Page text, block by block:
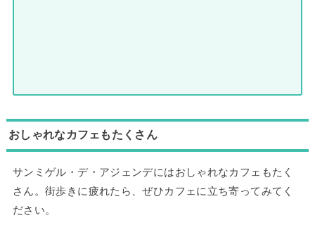
おしゃれなカフェもたくさん
サンミゲル・デ・アジェンデにはおしゃれなカフェもたく
さん。街歩きに疲れたら、ぜひカフェに立ち寄ってみてく
ださい。